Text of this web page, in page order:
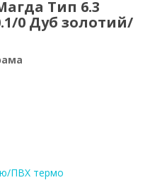
Тип 6.3
0 Дуб золотий/
ПВХ термо